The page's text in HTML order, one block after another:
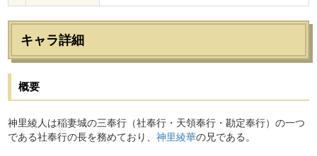
キャラ詳細
概要
神里綾人は稲妻城の三奉行（社奉行・天領奉行・勘定奉行）の一つ
である社奉行の長を務めており、 神里綾華の兄である。